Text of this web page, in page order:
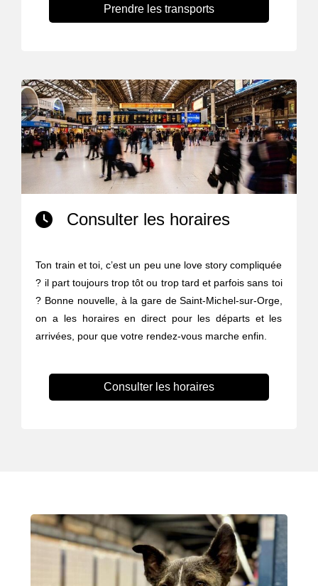
Prendre les transports
Consulter les horaires
Ton train et toi, c’est un peu une love story compliquée
? il part toujours trop tôt ou trop tard et parfois sans toi
? Bonne nouvelle, à la gare de Saint-Michel-sur-Orge,
on a les horaires en direct pour les départs et les
arrivées, pour que votre rendez-vous marche enfin.
Consulter les horaires